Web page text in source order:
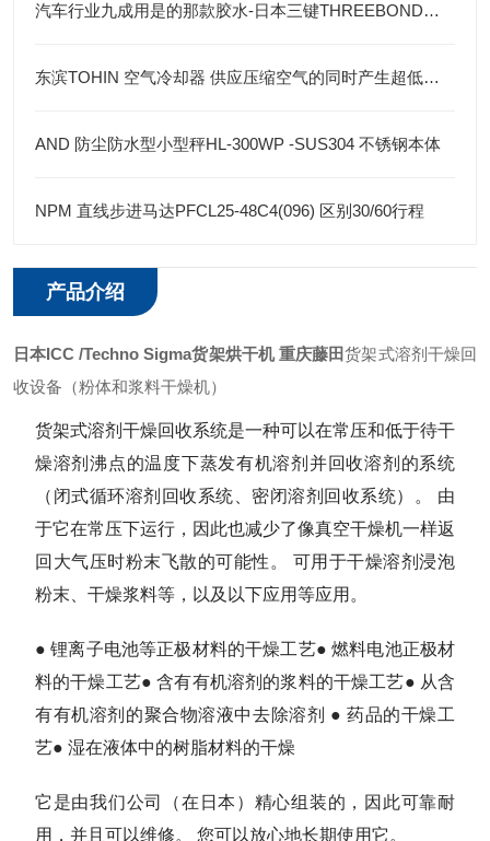
汽车行业九成用是的那款胶水-日本三键THREEBOND胶水
东滨TOHIN 空气冷却器 供应压缩空气的同时产生超低温空气
AND 防尘防水型小型秤HL-300WP -SUS304 不锈钢本体
NPM 直线步进马达PFCL25-48C4(096) 区别30/60行程
产品介绍
日本ICC /Techno Sigma货架烘干机 重庆藤田货架式溶剂干燥回
收设备（粉体和浆料干燥机）
货架式溶剂干燥回收系统是一种可以在常压和低于待干
燥溶剂沸点的温度下蒸发有机溶剂并回收溶剂的系统
（闭式循环溶剂回收系统、密闭溶剂回收系统）。 由
于它在常压下运行，因此也减少了像真空干燥机一样返
回大气压时粉末飞散的可能性。 可用于干燥溶剂浸泡
粉末、干燥浆料等，以及以下应用等应用。
● 锂离子电池等正极材料的干燥工艺● 燃料电池正极材
料的干燥工艺● 含有有机溶剂的浆料的干燥工艺● 从含
有有机溶剂的聚合物溶液中去除溶剂 ● 药品的干燥工
艺● 湿在液体中的树脂材料的干燥
它是由我们公司（在日本）精心组装的，因此可靠耐
用，并且可以维修。 您可以放心地长期使用它。